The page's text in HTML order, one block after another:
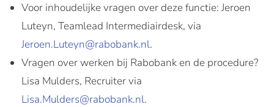
Voor inhoudelijke vragen over deze functie: Jeroen
Luteyn, Teamlead Intermediairdesk, via
Jeroen.Luteyn@rabobank.nl.
Vragen over werken bij Rabobank en de procedure?
Lisa Mulders, Recruiter via
Lisa.Mulders@rabobank.nl.